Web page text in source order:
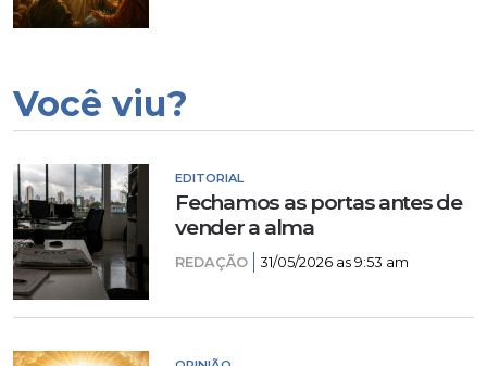
Você viu?
EDITORIAL
Fechamos as portas antes de
vender a alma
REDAÇÃO 31/05/2026 as 9:53 am